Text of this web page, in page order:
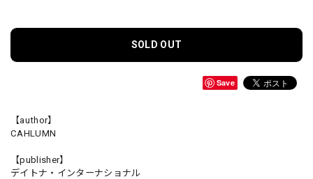
SOLD OUT
Save
【author】
CAHLUMN
【publisher】
デイトナ・インターナショナル